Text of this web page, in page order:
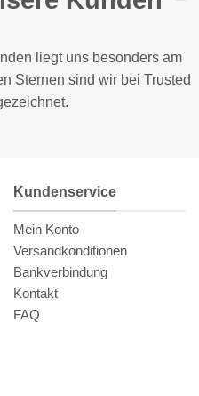
liegt uns besonders am
Sternen sind wir bei Trusted
Kundenservice
Mein Konto
Versandkonditionen
Bankverbindung
Kontakt
FAQ